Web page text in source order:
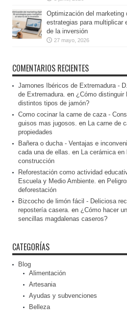
Optimización del marketing
estrategias para multiplicar
de la inversión
27 mayo, 2026
COMENTARIOS RECIENTES
Jamones Ibéricos de Extremadura -
de Extremadura. en ¿Cómo distinguir
distintos tipos de jamón?
Como cocinar la carne de caza -
guisos mas jugosos. en La carne de
propiedades
Bañera o ducha - Ventajas e
cada una de ellas. en La cerámica en
construcción
Reforestación como actividad
Escuela y Medio Ambiente. en
deforestación
Bizcocho de limón fácil - Deliciosa
repostería casera. en ¿Cómo hacer
sencillas magdalenas caseros?
CATEGORÍAS
Blog
Alimentación
Artesania
Ayudas y subvenciones
Belleza